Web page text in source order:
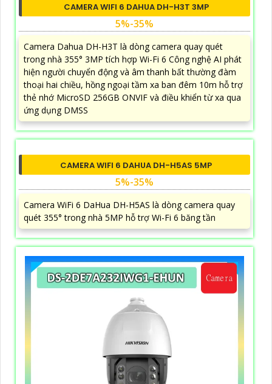
CAMERA WIFI 6 DAHUA DH-H3T 3MP
5%-35%
Camera Dahua DH-H3T là dòng camera quay quét
trong nhà 355° 3MP tích hợp Wi-Fi 6 Công nghệ AI phát
hiện người chuyển động và âm thanh bất thường đàm
thoại hai chiều, hồng ngoại tầm xa ban đêm 10m hỗ trợ
thẻ nhớ MicroSD 256GB ONVIF và điều khiển từ xa qua
ứng dụng DMSS
CAMERA WIFI 6 DAHUA DH-H5AS 5MP
5%-35%
Camera WiFi 6 DaHua DH-H5AS là dòng camera quay
quét 355° trong nhà 5MP hỗ trợ Wi-Fi 6 băng tần